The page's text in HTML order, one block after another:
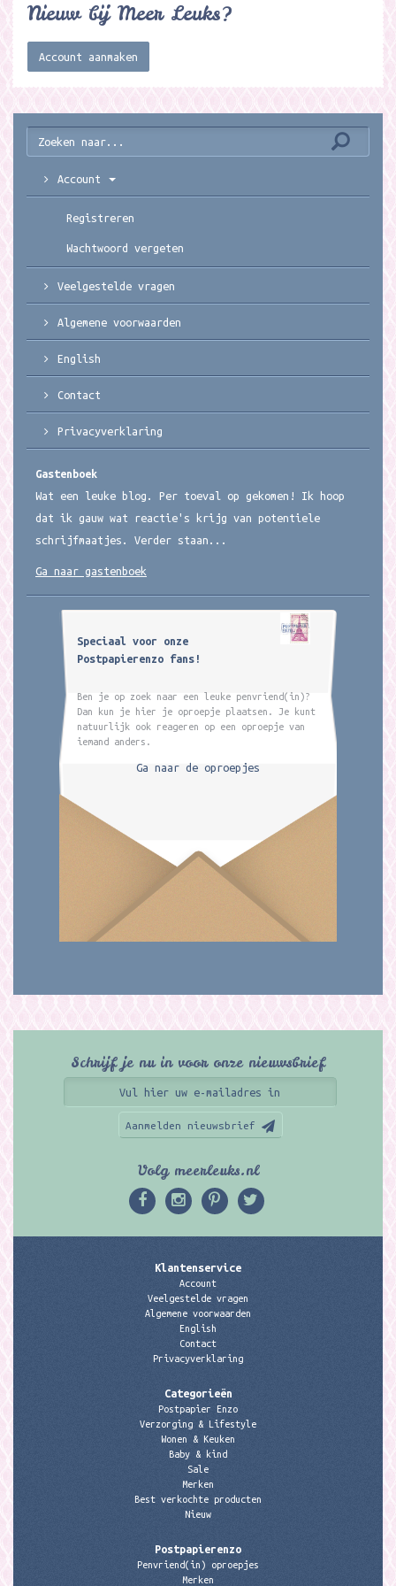
Nieuw bij Meer Leuks?
Account aanmaken
Account
Registreren
Wachtwoord vergeten
Veelgestelde vragen
Algemene voorwaarden
English
Contact
Privacyverklaring
Gastenboek
Wat een leuke blog. Per toeval op gekomen! Ik hoop
dat ik gauw wat reactie's krijg van potentiele
schrijfmaatjes. Verder staan...
Ga naar gastenboek
Speciaal voor onze
Postpapierenzo fans!
Ben je op zoek naar een leuke penvriend(in)?
Dan kun je hier je oproepje plaatsen. Je kunt
natuurlijk ook reageren op een oproepje van
iemand anders.
Ga naar de oproepjes
Schrijf je nu in voor onze nieuwsbrief
Aanmelden nieuwsbrief
Volg meerleuks.nl
Klantenservice
Account
Veelgestelde vragen
Algemene voorwaarden
English
Contact
Privacyverklaring
Categorieën
Postpapier Enzo
Verzorging & Lifestyle
Wonen & Keuken
Baby & kind
Sale
Merken
Best verkochte producten
Nieuw
Postpapierenzo
Penvriend(in) oproepjes
Merken